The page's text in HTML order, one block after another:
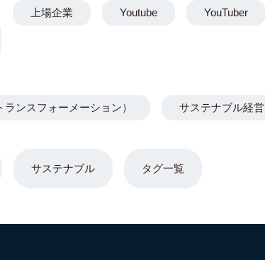
サステナブル
上場企業 Youtube YouTuber
ンスフォーメーション） サステナブル経営
タグ一覧